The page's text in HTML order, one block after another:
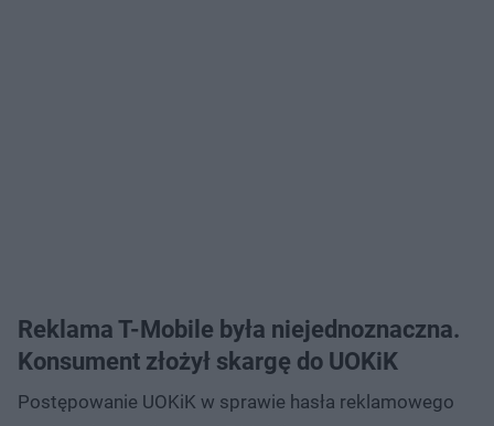
Reklama T-Mobile była niejednoznaczna.
Konsument złożył skargę do UOKiK
Postępowanie UOKiK w sprawie hasła reklamowego